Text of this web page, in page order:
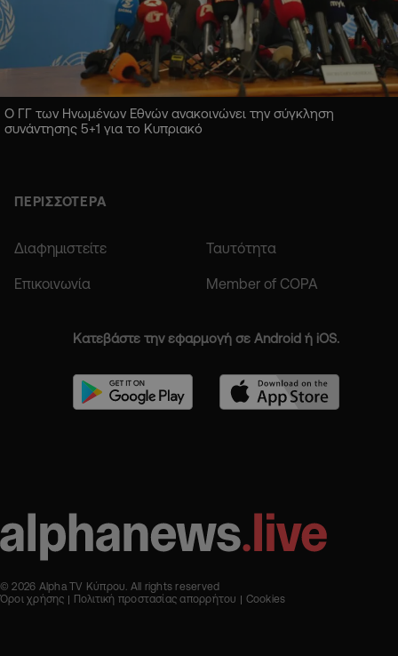
Ο ΓΓ των Ηνωμένων Εθνών ανακοινώνει την σύγκληση
συνάντησης 5+1 για το Κυπριακό
ΠΕΡΙΣΣΟΤΕΡΑ
Διαφημιστείτε Ταυτότητα
Επικοινωνία Member of COPA
Κατεβάστε την εφαρμογή σε Android ή iOS.
© 2026 Alpha TV Κύπρου. All rights reserved
Όροι χρήσης
Πολιτική προστασίας απορρήτου Cookies